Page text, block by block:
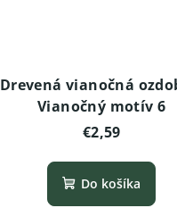
Drevená vianočná
Vianočný motív 6
€2,59
Do košíka